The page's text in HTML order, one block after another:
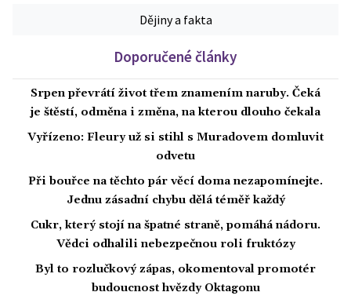
Dějiny a fakta
Doporučené články
Srpen převrátí život třem znamením naruby. Čeká
je štěstí, odměna i změna, na kterou dlouho čekala
Vyřízeno: Fleury už si stihl s Muradovem domluvit
odvetu
Při bouřce na těchto pár věcí doma nezapomínejte.
Jednu zásadní chybu dělá téměř každý
Cukr, který stojí na špatné straně, pomáhá nádoru.
Vědci odhalili nebezpečnou roli fruktózy
Byl to rozlučkový zápas, okomentoval promotér
budoucnost hvězdy Oktagonu